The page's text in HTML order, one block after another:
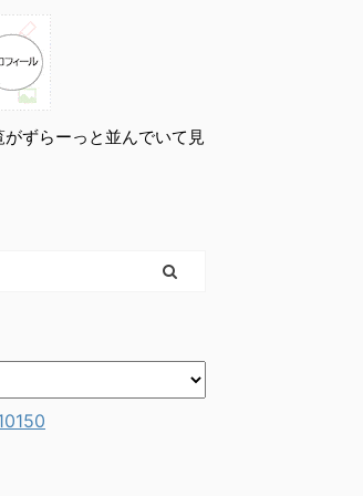
ずらーっと並んでいて見